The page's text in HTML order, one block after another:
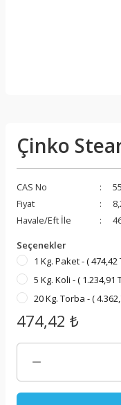
Çinko
CAS No
Fiyat
Havale/Eft İle
Seçenekler
1 Kg. Paket - ( 474,42
5 Kg. Koli - ( 1.234,91
20 Kg. Torba - (
474,42 ₺
Jelleştiriciler